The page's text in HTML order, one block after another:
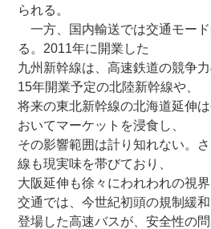
られる。
一方、国内輸送では交通モー
る。2011年に開業した
九州新幹線は、高速鉄道の競争
15年開業予定の北陸新幹線や、
将来の東北新幹線の北海道延伸
おいてマーケットを浸食し、
その影響範囲は計り知れない。
線も現実味を帯びており、
大阪延伸も徐々にわれわれの視
交通では、今世紀初頭の規制緩
登場した高速バスが、安全性の